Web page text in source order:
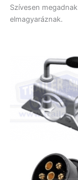
Szívesen
elmagyaráznak.